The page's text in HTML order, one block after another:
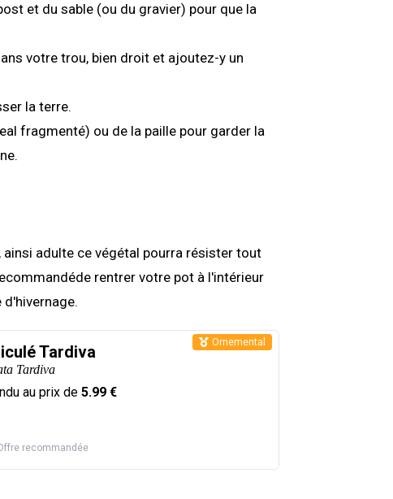
et du sable (ou du gravier) pour que la
votre trou, bien droit et ajoutez-y un
la terre.
fragmenté) ou de la paille pour garder la
ainsi adulte ce végétal pourra résister tout
rentrer votre pot à l'intérieur
d'hivernage.
Tardiva
Tardiva
au prix de 5.99 €
recommandée
Ornemental